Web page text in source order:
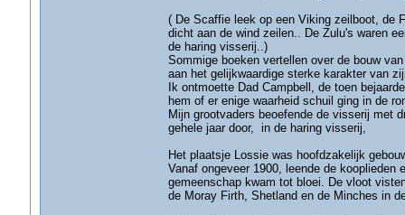
( De Scaffie leek op een Viking zeilboot, de
dicht aan de wind zeilen.. De Zulu's waren
de haring visserij..)
Sommige boeken vertellen over de bouw
aan het gelijkwaardige sterke karakter van
Ik ontmoette Dad Campbell, de toen
hem of er enige waarheid schuil ging in de
Mijn grootvaders beoefende de visserij met
gehele jaar door, in de haring visserij,
Het plaatsje Lossie was hoofdzakelijk
Vanaf ongeveer 1900, leende de
gemeenschap kwam tot bloei. De vloot
de Moray Firth, Shetland en de Minches in